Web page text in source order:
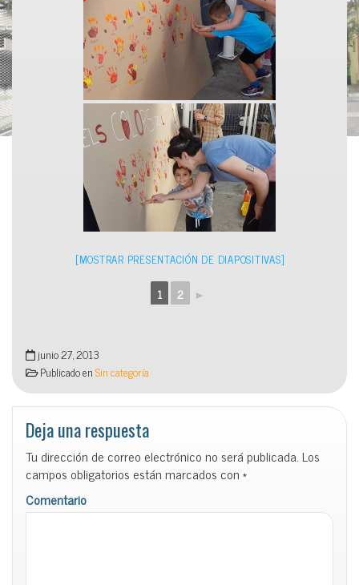
[MOSTRAR PRESENTACIÓN DE DIAPOSITIVAS]
1 2 ►
junio 27, 2013
Publicado enSin categoría
Deja una respuesta
Tu dirección de correo electrónico no será publicada. Los
campos obligatorios están marcados con*
Comentario